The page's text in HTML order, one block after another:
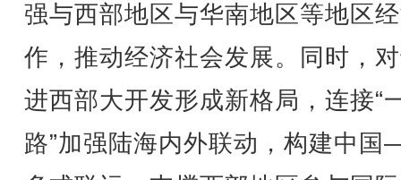
强与西部地区与华南地区等地区
作，推动经济社会发展。同时，
进西部大开发形成新格局，连接“
路”加强陆海内外联动，构建中国